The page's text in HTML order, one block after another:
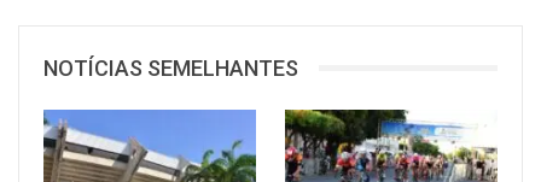
NOTÍCIAS SEMELHANTES